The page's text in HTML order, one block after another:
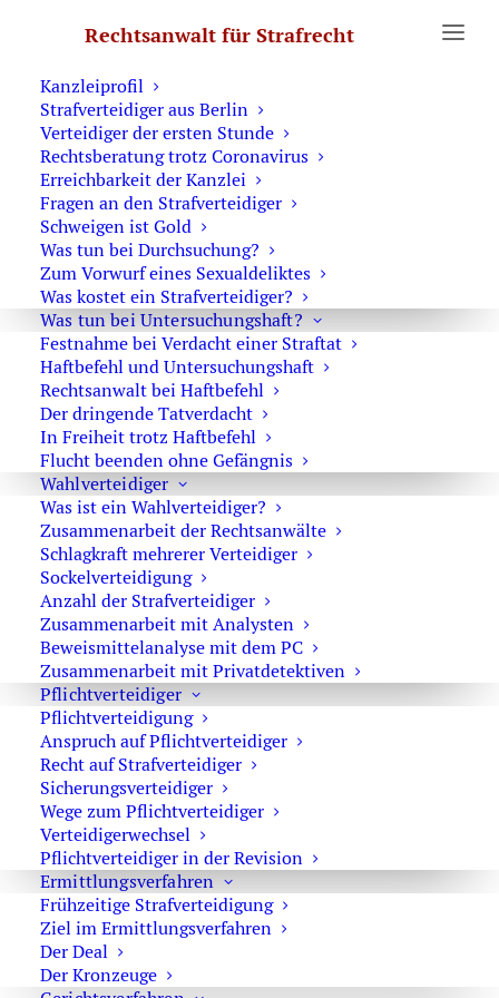
Rechtsanwalt für Strafrecht
Was Sie wissen sollten
Kanzleiprofil
Strafverteidiger aus Berlin
Verteidiger der ersten Stunde
Rechtsberatung trotz Coronavirus
Erreichbarkeit der Kanzlei
Fragen an den Strafverteidiger
Schweigen ist Gold
Was tun bei Durchsuchung?
Zum Vorwurf eines Sexualdeliktes
Was kostet ein Strafverteidiger?
Was tun bei Untersuchungshaft?
Festnahme bei Verdacht einer Straftat
Haftbefehl und Untersuchungshaft
Rechtsanwalt bei Haftbefehl
Der dringende Tatverdacht
In Freiheit trotz Haftbefehl
Flucht beenden ohne Gefängnis
Wahlverteidiger
Was ist ein Wahlverteidiger?
Zusammenarbeit der Rechtsanwälte
Schlagkraft mehrerer Verteidiger
Sockelverteidigung
Anzahl der Strafverteidiger
Zusammenarbeit mit Analysten
Beweismittelanalyse mit dem PC
Zusammenarbeit mit Privatdetektiven
Pflichtverteidiger
Pflichtverteidigung
Anspruch auf Pflichtverteidiger
Recht auf Strafverteidiger
Sicherungsverteidiger
Wege zum Pflichtverteidiger
Verteidigerwechsel
Pflichtverteidiger in der Revision
Ermittlungsverfahren
Frühzeitige Strafverteidigung
Ziel im Ermittlungsverfahren
Der Deal
Der Kronzeuge
Home Archive by Category "Vortäuschen einer Straftat"
Vortäuschen einer Straftat
Strafverteidiger-Notruf (z. B. bei
Festnahme oder
Hausdurchsuchungen):
0171 65 43 669
Sie erreichen die Anwaltskanzlei an den
Wochentagen über das Sekretariat.
Die Sekretärinnen sind zur Verschwiegenheit
verpflichtet. Erforderliche Erstinformationen
können Sie ihnen anvertrauen.
Rechtsanwalt Oliver Marson
Adresse: Kurfürstendamm 66, 10707 Berlin
Telefon:+49 30 720 22 970
Fax +49 30 720 22 771
E-Mail:marson@anwaltmarson.de